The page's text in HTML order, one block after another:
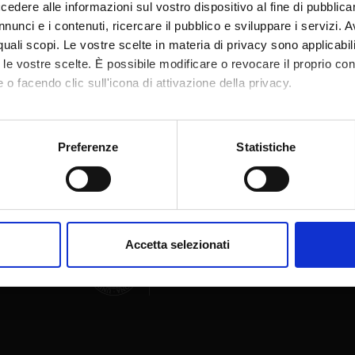
alle informazioni sul vostro dispositivo al fine di
e i contenuti, ricercare il pubblico e sviluppare i servizi.
scopi. Le vostre scelte in materia di privacy sono
vostre scelte. È possibile modificare o revocare il proprio
o facendo clic sull'icona di attivazione della privacy.
anche:
sulla tua posizione geografica, con un'approssimazione di
in qualsiasi momento dalla Dichiarazione sui cookie.
e social media, i quali potrebbero combinarle con altre
dei loro servizi.
Preferenze Statistiche
Accetta selezionati